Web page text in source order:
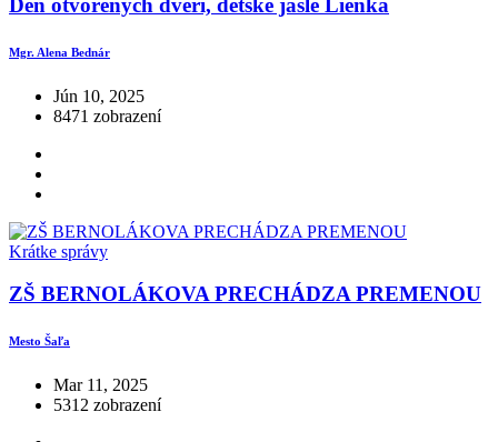
Mgr. Alena Bednár
Jún 10, 2025
8471 zobrazení
Krátke správy
ZŠ BERNOLÁKOVA PRECHÁDZA PREMENOU
Mesto Šaľa
Mar 11, 2025
5312 zobrazení